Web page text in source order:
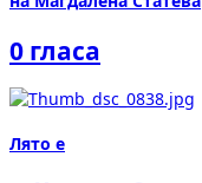
0 гласа
Лято е